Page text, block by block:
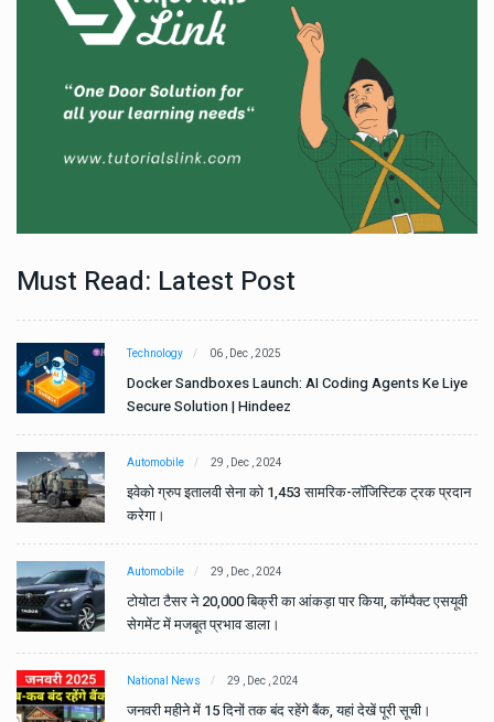
Must Read: Latest Post
Technology 06 , Dec , 2025
Docker Sandboxes Launch: AI Coding Agents Ke Liye
Secure Solution | Hindeez
Automobile 29 , Dec , 2024
इवेको ग्रुप इतालवी सेना को 1,453 सामरिक-लॉजिस्टिक ट्रक प्रदान
करेगा।
Automobile 29 , Dec , 2024
टोयोटा टैसर ने 20,000 बिक्री का आंकड़ा पार किया, कॉम्पैक्ट एसयूवी
सेगमेंट में मजबूत प्रभाव डाला।
National News 29 , Dec , 2024
जनवरी महीने में 15 दिनों तक बंद रहेंगे बैंक, यहां देखें पूरी सूची।